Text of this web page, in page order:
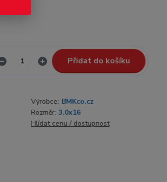
Přidat do košíku
Výrobce: BMKco.cz
Rozměr: 3.0x16
Hlídat cenu / dostupnost